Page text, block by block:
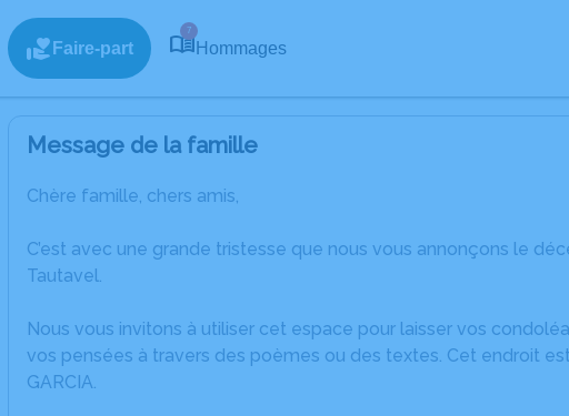
Faire-part
7
Hommages
Message de la famille
Chère famille, chers amis,
C’est avec une grande tristesse que nous vous annonçons le
Tautavel.
Nous vous invitons à utiliser cet espace pour laisser vos
vos pensées à travers des poèmes ou des textes. Cet endroit
GARCIA.